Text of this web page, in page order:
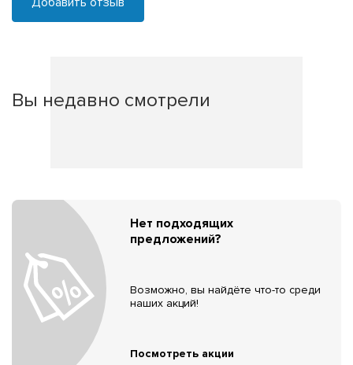
Вы недавно смотрели
Нет подходящих
предложений?
Возможно, вы найдёте что-то среди
наших акций!
Посмотреть акции